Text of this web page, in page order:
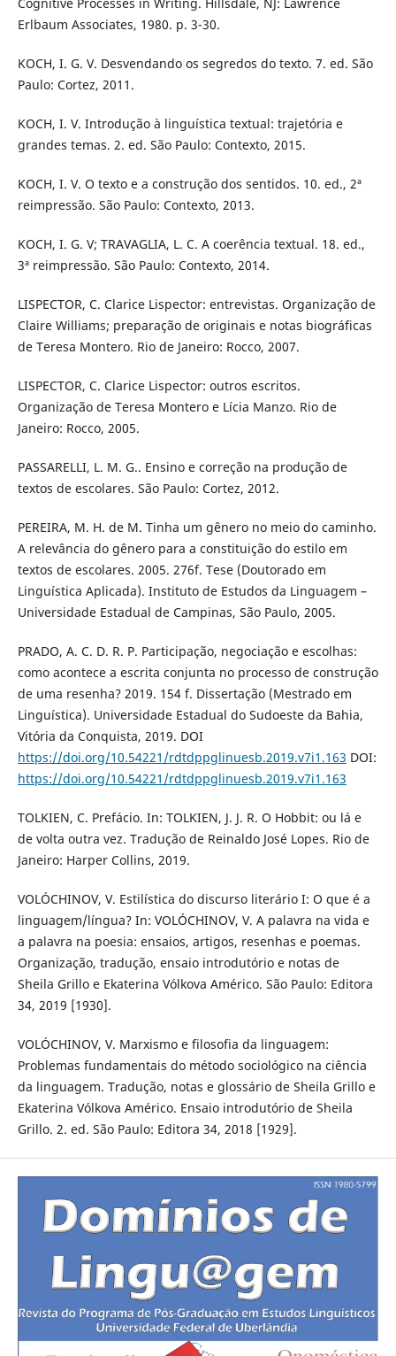
Erlbaum Associates, 1980. p. 3-30.
KOCH, I. G. V. Desvendando os segredos do texto. 7. ed. São
Paulo: Cortez, 2011.
KOCH, I. V. Introdução à linguística textual: trajetória e
grandes temas. 2. ed. São Paulo: Contexto, 2015.
KOCH, I. V. O texto e a construção dos sentidos. 10. ed., 2ª
reimpressão. São Paulo: Contexto, 2013.
KOCH, I. G. V; TRAVAGLIA, L. C. A coerência textual. 18. ed.,
3ª reimpressão. São Paulo: Contexto, 2014.
LISPECTOR, C. Clarice Lispector: entrevistas. Organização de
Claire Williams; preparação de originais e notas biográficas
de Teresa Montero. Rio de Janeiro: Rocco, 2007.
LISPECTOR, C. Clarice Lispector: outros escritos.
Organização de Teresa Montero e Lícia Manzo. Rio de
Janeiro: Rocco, 2005.
PASSARELLI, L. M. G.. Ensino e correção na produção de
textos de escolares. São Paulo: Cortez, 2012.
PEREIRA, M. H. de M. Tinha um gênero no meio do caminho.
A relevância do gênero para a constituição do estilo em
textos de escolares. 2005. 276f. Tese (Doutorado em
Linguística Aplicada). Instituto de Estudos da Linguagem –
Universidade Estadual de Campinas, São Paulo, 2005.
PRADO, A. C. D. R. P. Participação, negociação e escolhas:
como acontece a escrita conjunta no processo de construção
de uma resenha? 2019. 154 f. Dissertação (Mestrado em
Linguística). Universidade Estadual do Sudoeste da Bahia,
Vitória da Conquista, 2019. DOI
https://doi.org/10.54221/rdtdppglinuesb.2019.v7i1.163 DOI:
https://doi.org/10.54221/rdtdppglinuesb.2019.v7i1.163
TOLKIEN, C. Prefácio. In: TOLKIEN, J. J. R. O Hobbit: ou lá e
de volta outra vez. Tradução de Reinaldo José Lopes. Rio de
Janeiro: Harper Collins, 2019.
VOLÓCHINOV, V. Estilística do discurso literário I: O que é a
linguagem/língua? In: VOLÓCHINOV, V. A palavra na vida e
a palavra na poesia: ensaios, artigos, resenhas e poemas.
Organização, tradução, ensaio introdutório e notas de
Sheila Grillo e Ekaterina Vólkova Américo. São Paulo: Editora
34, 2019 [1930].
VOLÓCHINOV, V. Marxismo e filosofia da linguagem:
Problemas fundamentais do método sociológico na ciência
da linguagem. Tradução, notas e glossário de Sheila Grillo e
Ekaterina Vólkova Américo. Ensaio introdutório de Sheila
Grillo. 2. ed. São Paulo: Editora 34, 2018 [1929].